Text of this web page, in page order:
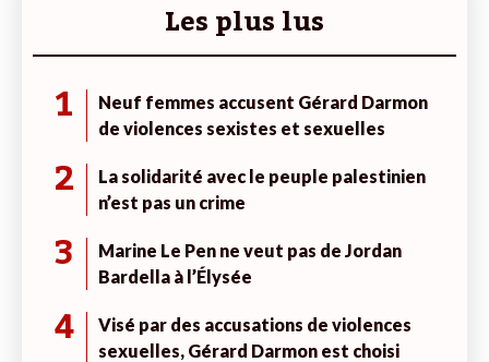
Les plus lus
1
Neuf femmes accusent Gérard Darmon
de violences sexistes et sexuelles
2
La solidarité avec le peuple palestinien
n’est pas un crime
3
Marine Le Pen ne veut pas de Jordan
Bardella à l’Élysée
4
Visé par des accusations de violences
sexuelles, Gérard Darmon est choisi